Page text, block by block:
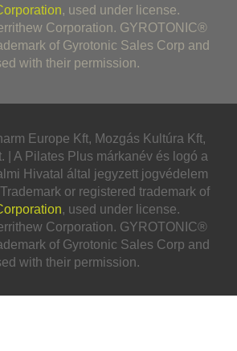
, used under license.
Corporation. GYROTONIC®
of Gyrotonic Sales Corp and
with their permission.
Europe Kft, Mozgás Kultúra Kft,
| A Pilates Plus márkanév és logó a
Hivatal által jegyzett jogvédelem
or registered trademark of
, used under license.
Corporation. GYROTONIC®
of Gyrotonic Sales Corp and
with their permission.